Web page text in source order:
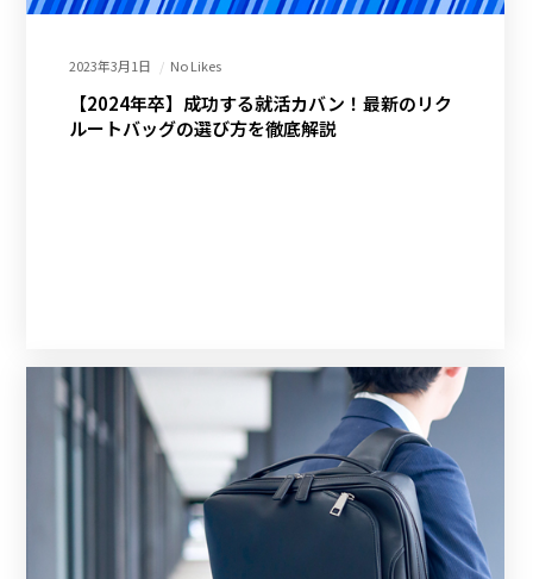
2023年3月1日 No Likes
【2024年卒】成功する就活カバン！最新のリク
ルートバッグの選び方を徹底解説